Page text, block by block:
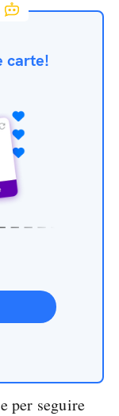
carte!
per seguire